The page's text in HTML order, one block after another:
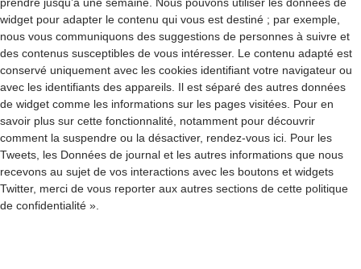
widget pour adapter le contenu qui vous est destiné ; par exemple,
nous vous communiquons des suggestions de personnes à suivre et
des contenus susceptibles de vous intéresser. Le contenu adapté est
conservé uniquement avec les cookies identifiant votre navigateur ou
avec les identifiants des appareils. Il est séparé des autres données
de widget comme les informations sur les pages visitées. Pour en
savoir plus sur cette fonctionnalité, notamment pour découvrir
comment la suspendre ou la désactiver, rendez-vous ici. Pour les
Tweets, les Données de journal et les autres informations que nous
recevons au sujet de vos interactions avec les boutons et widgets
Twitter, merci de vous reporter aux autres sections de cette politique
de confidentialité ».